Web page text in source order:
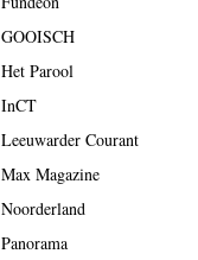
GOOISCH
Het Parool
InCT
Leeuwarder Courant
Max Magazine
Noorderland
Panorama